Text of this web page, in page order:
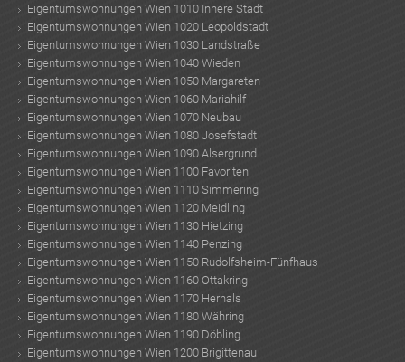
Eigentumswohnungen Wien 1010 Innere Stadt
Eigentumswohnungen Wien 1020 Leopoldstadt
Eigentumswohnungen Wien 1030 Landstraße
Eigentumswohnungen Wien 1040 Wieden
Eigentumswohnungen Wien 1050 Margareten
Eigentumswohnungen Wien 1060 Mariahilf
Eigentumswohnungen Wien 1070 Neubau
Eigentumswohnungen Wien 1080 Josefstadt
Eigentumswohnungen Wien 1090 Alsergrund
Eigentumswohnungen Wien 1100 Favoriten
Eigentumswohnungen Wien 1110 Simmering
Eigentumswohnungen Wien 1120 Meidling
Eigentumswohnungen Wien 1130 Hietzing
Eigentumswohnungen Wien 1140 Penzing
Eigentumswohnungen Wien 1150 Rudolfsheim-Fünfhaus
Eigentumswohnungen Wien 1160 Ottakring
Eigentumswohnungen Wien 1170 Hernals
Eigentumswohnungen Wien 1180 Währing
Eigentumswohnungen Wien 1190 Döbling
Eigentumswohnungen Wien 1200 Brigittenau